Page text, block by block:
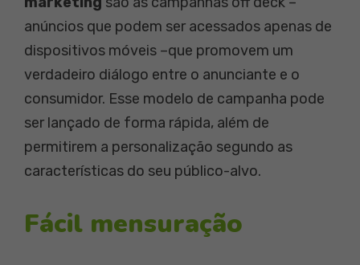
anúncios que podem ser acessados apenas de
dispositivos móveis –que promovem um
verdadeiro diálogo entre o anunciante e o
consumidor. Esse modelo de campanha pode
ser lançado de forma rápida, além de
permitirem a personalização segundo as
características do seu público-alvo.
Fácil mensuração